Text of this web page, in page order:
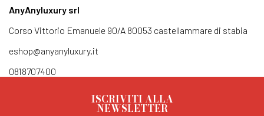
AnyAnyluxury srl
Corso Vittorio Emanuele 90/A 80053 castellammare di stabia
eshop@anyanyluxury.it
0818707400
ISCRIVITI ALLA
NEWSLETTER